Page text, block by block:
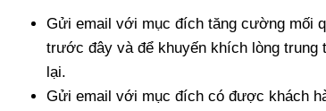
Gửi email với mục đích tăng cường mối
trước đây và để khuyến khích lòng trung
lại.
Gửi email với mục đích có được khách